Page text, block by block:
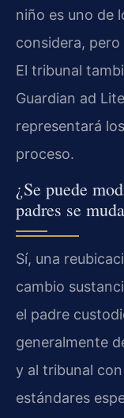
niño es uno de
considera,
El tribunal
Guardian ad
representará
proceso.
¿Se puede
padres se
Sí, una
cambio
el padre
generalmente
y al tribunal
estándares